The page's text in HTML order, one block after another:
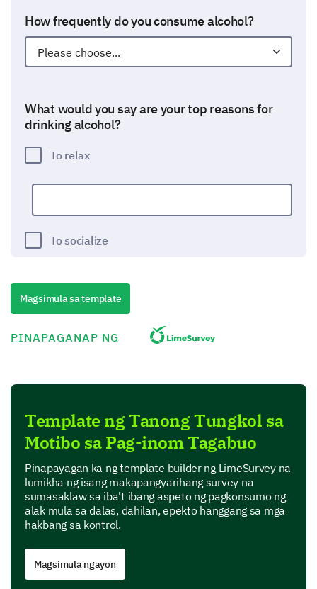
How frequently do you consume alcohol?
What would you say are your top reasons for
drinking alcohol?
To relax
To socialize
To forget about problems
Other (Please specify)
Magsimula sa template
PINAPAGANAP NG
Template ng Tanong Tungkol sa
Motibo sa Pag-inom Tagabuo
Pinapayagan ka ng template builder ng LimeSurvey na
lumikha ng isang makapangyarihang survey na
sumasaklaw sa iba't ibang aspeto ng pagkonsumo ng
alak mula sa dalas, dahilan, epekto hanggang sa mga
hakbang sa kontrol.
Magsimula ngayon